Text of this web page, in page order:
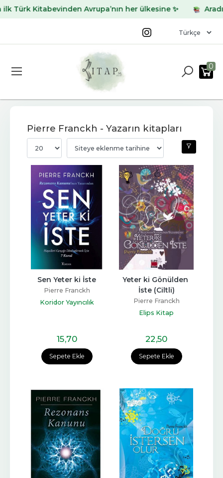
Kitabevinden Avrupa’nın her ülkesine ✨ Aradığınız
0
Pierre Franckh - Yazarın kitapları
Sepete Ekle
Sen Yeter ki İste
Pierre Franckh
Koridor Yayıncılık
15,70
Sepete Ekle
Yeter ki Gönülden
İste (Ciltli)
Pierre Franckh
Elips Kitap
22,50